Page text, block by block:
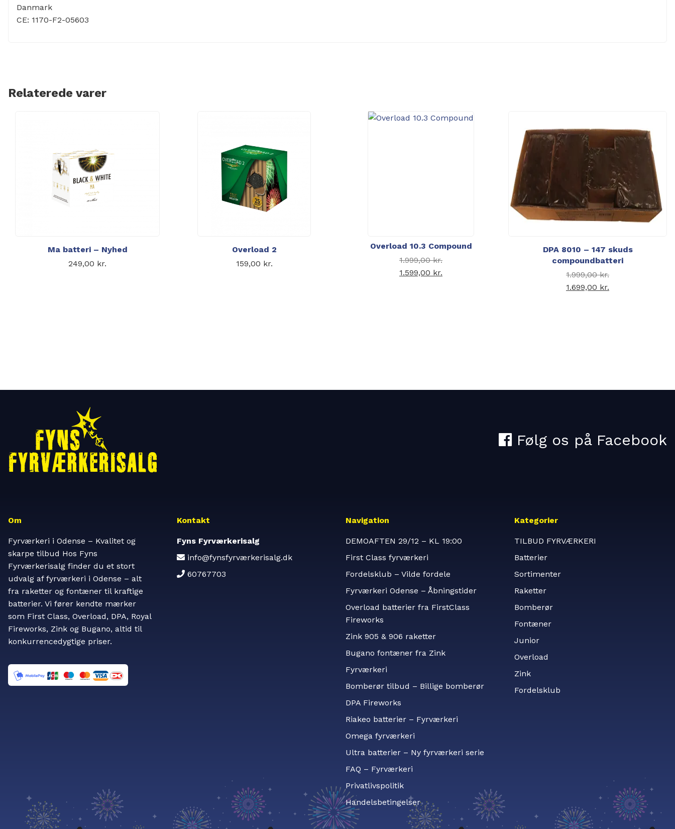
Danmark
CE: 1170-F2-05603
Relaterede varer
Ma batteri – Nyhed
249,00 kr.
Overload 2
159,00 kr.
Overload 10.3 Compound
1.999,00kr.
1.599,00 kr.
DPA 8010 – 147 skuds
compoundbatteri
1.999,00kr.
1.699,00 kr.
Om
Fyrværkeri i Odense – Kvalitet og
skarpe tilbud Hos Fyns
Fyrværkerisalg finder du et stort
udvalg af fyrværkeri i Odense – alt
fra raketter og fontæner til kraftige
batterier. Vi fører kendte mærker
som First Class, Overload, DPA, Royal
Fireworks, Zink og Bugano, altid til
konkurrencedygtige priser.
Kontakt
Fyns Fyrværkerisalg
info@fynsfyrværkerisalg.dk
60767703
Navigation
DEMOAFTEN 29/12 – KL 19:00
First Class fyrværkeri
Fordelsklub – Vilde fordele
Fyrværkeri Odense – Åbningstider
Overload batterier fra FirstClass
Fireworks
Zink 905 & 906 raketter
Bugano fontæner fra Zink
Fyrværkeri
Bomberør tilbud – Billige bomberør
DPA Fireworks
Riakeo batterier – Fyrværkeri
Omega fyrværkeri
Ultra batterier – Ny fyrværkeri serie
FAQ – Fyrværkeri
Privatlivspolitik
Handelsbetingelser
Kategorier
TILBUD FYRVÆRKERI
Batterier
Sortimenter
Raketter
Bomberør
Fontæner
Junior
Overload
Zink
Fordelsklub